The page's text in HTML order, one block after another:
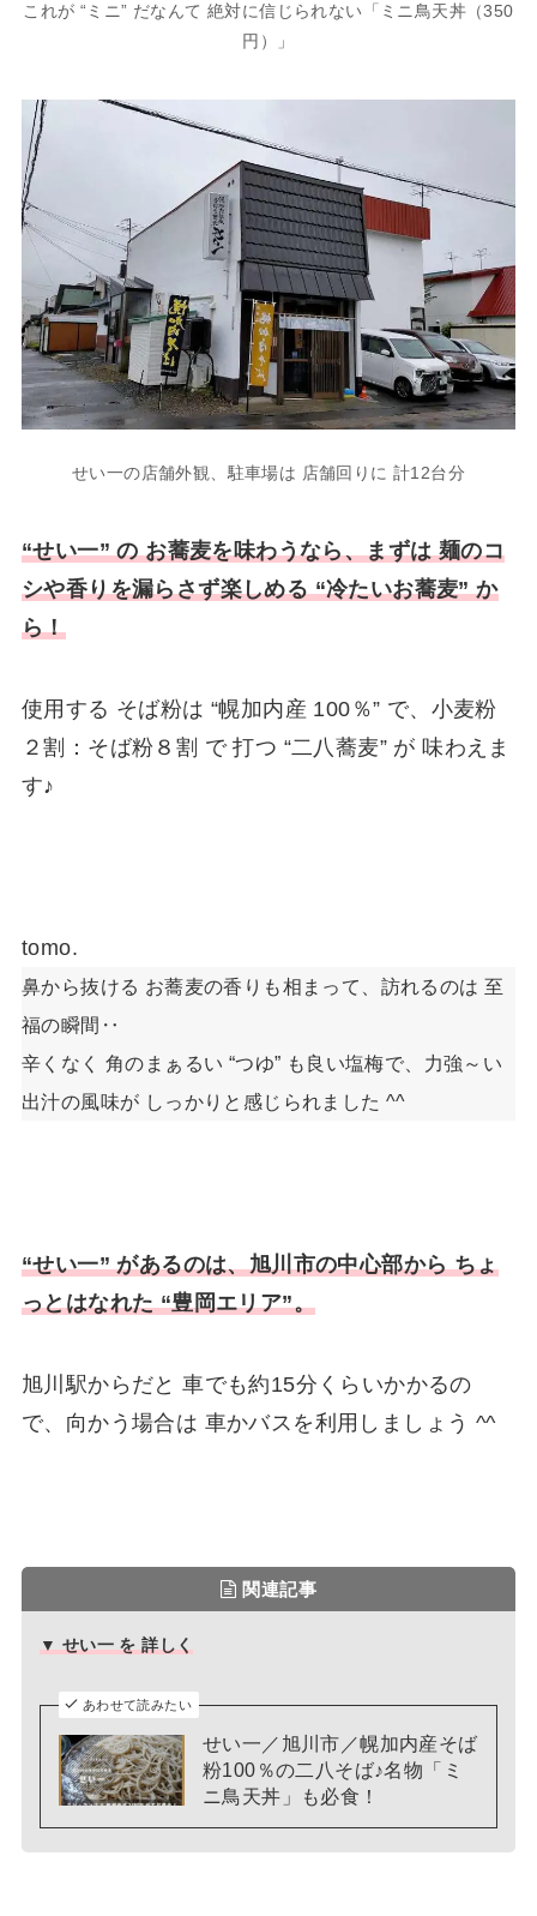
これが “ミニ” だなんて 絶対に信じられない「ミニ鳥天丼（350
円）」
せい一の店舗外観、駐車場は 店舗回りに 計12台分
“せい一” の お蕎麦を味わうなら、まずは 麺のコ
シや香りを漏らさず楽しめる “冷たいお蕎麦” か
ら！
使用する そば粉は “幌加内産 100％” で、小麦粉
２割：そば粉８割 で 打つ “二八蕎麦” が 味わえま
す♪
tomo.
鼻から抜ける お蕎麦の香りも相まって、訪れるのは 至
福の瞬間‥
辛くなく 角のまぁるい “つゆ” も良い塩梅で、力強～い
出汁の風味が しっかりと感じられました ^^
“せい一” があるのは、旭川市の中心部から ちょ
っとはなれた “豊岡エリア”。
旭川駅からだと 車でも約15分くらいかかるの
で、向かう場合は 車かバスを利用しましょう ^^
関連記事
▼ せい一 を 詳しく
あわせて読みたい
せい一／旭川市／幌加内産そば
粉100％の二八そば♪名物「ミ
ニ鳥天丼」も必食！